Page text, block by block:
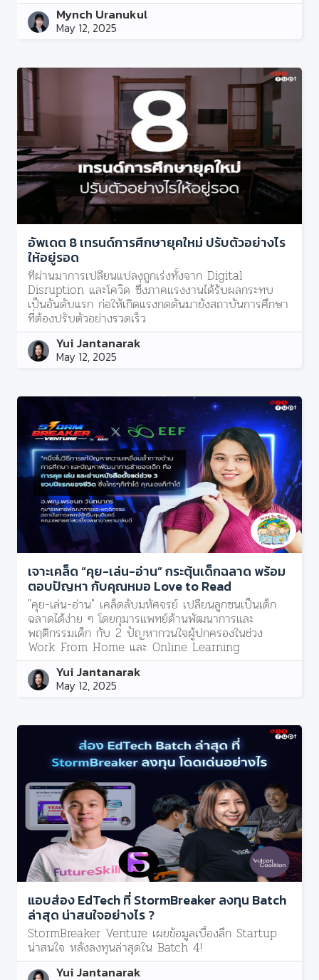
Mynch Uranukul
May 12, 2025
อัพเดต 8 เทรนด์การศึกษายุคใหม่ ปรับตัวอย่างไร
ให้อยู่รอด
ที่ผ่านมาการเปลี่ยนแปลงถูกเร่งทั้งจาก Digital
Disruption และโควิด ซึ่งภาคแรงงานได้รับผลกระทบ
เป็นอันดับแรก ก่อให้เกิดแรงกดดันมายังสถาบันการศึกษา
ที่ต้องปรับตัวอย่างรวดเร็ว
Yui Jantanarak
May 12, 2025
เจาะเคล็ด “คุย-เล่น-อ่าน” กระตุ้นเด็กฉลาด พร้อม
ตอบปัญหา กับคุณหมอ Love to Read
"คุย-เล่น-อ่าน" เคล็ดลับมหัศจรย์ เปลี่ยนลูกซนเป็นเด็ก
ฉลาดได้ง่าย ๆ โดยกุมารแพทย์ด้านพัฒนาการและ
พฤติกรรมเด็ก กับ 2 ปัญหากวนใจผู้ปกครองในช่วง
Work From Home และ Online Learning
Yui Jantanarak
May 12, 2025
แอบส่อง EdTech ที่ StormBreaker ลงทุน Batch
ล่าสุด น่าสนใจอย่างไร ?
StormBreaker Venture เผยข้อมูลเบื้องลึก Startup
น่าสนใจ หลังลงทุนล่าสุดใน Batch 4!
Yui Jantanarak